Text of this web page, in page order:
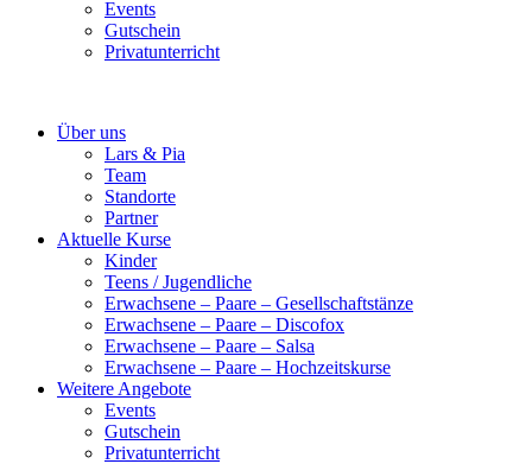
Events
Gutschein
Privatunterricht
Über uns
Lars & Pia
Team
Standorte
Partner
Aktuelle Kurse
Kinder
Teens / Jugendliche
Erwachsene – Paare – Gesellschaftstänze
Erwachsene – Paare – Discofox
Erwachsene – Paare – Salsa
Erwachsene – Paare – Hochzeitskurse
Weitere Angebote
Events
Gutschein
Privatunterricht